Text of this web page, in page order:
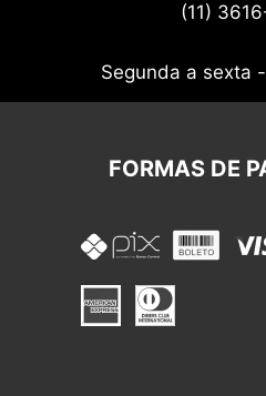
(11)
Segunda a sexta
FORMAS DE